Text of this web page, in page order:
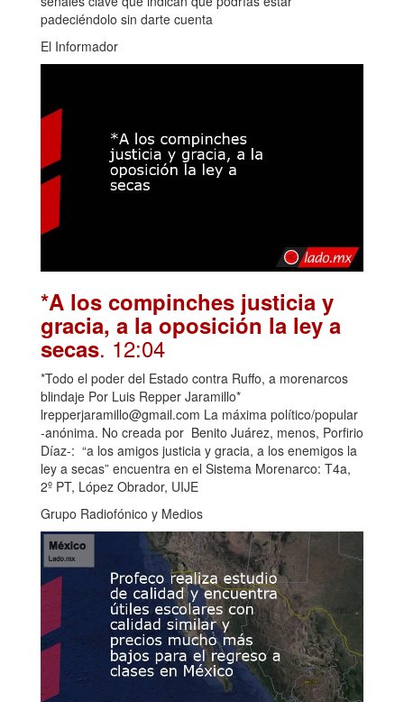
padeciéndolo sin darte cuenta
El Informador
*A los compinches justicia y
gracia, a la oposición la ley a
secas. 12:04
*Todo el poder del Estado contra Ruffo, a morenarcos
blindaje Por Luis Repper Jaramillo*
lrepperjaramillo@gmail.com La máxima político/popular
-anónima. No creada por Benito Juárez, menos, Porfirio
Díaz-: “a los amigos justicia y gracia, a los enemigos la
ley a secas” encuentra en el Sistema Morenarco: T4a,
2º PT, López Obrador, UIJE
Grupo Radiofónico y Medios